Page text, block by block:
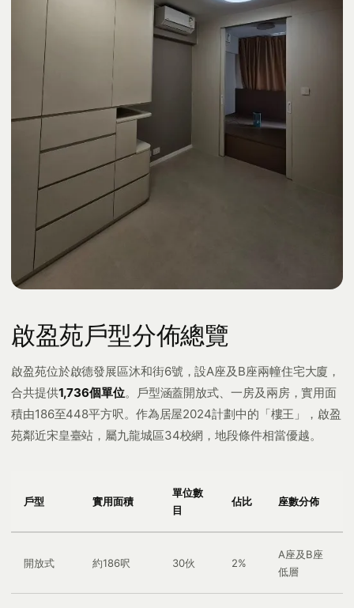
啟盈苑戶型分佈總覽
啟盈苑位於啟德發展區沐和街6號，設A座及B座兩幢住宅大廈，
合共提供1,736個單位。戶型涵蓋開放式、一房及兩房，實用面
積由186至448平方呎。作為居屋2024計劃中的「樓王」，啟盈
苑鄰近宋皇臺站，屬九龍城區34校網，地段條件相當優越。
戶型 實用面積
單位數
目
佔比 座數分佈
開放式 約186呎 30伙 2%
A座及B座
低層